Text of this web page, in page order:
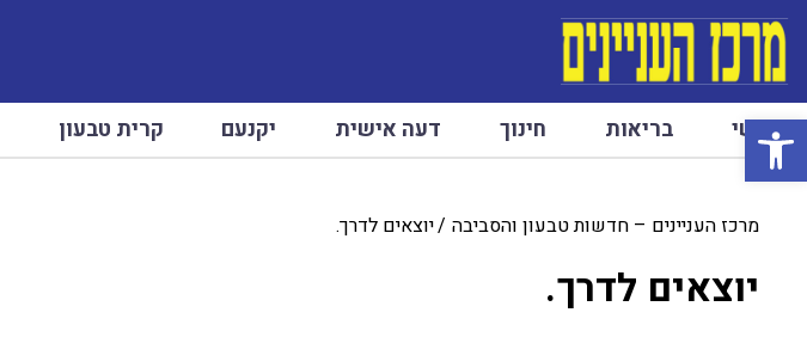
פתח סרגל נגישות
ראשי בריאות חינוך דעה אישית יקנעם קרית טבעון
מרכז העניינים – חדשות טבעון והסביבה יוצאים לדרך.
יוצאים לדרך.